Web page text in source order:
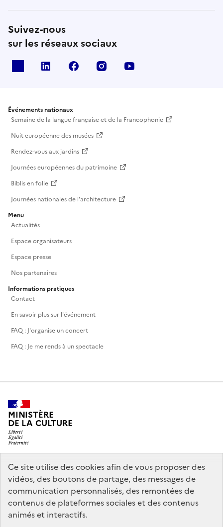
Ce site utilise des cookies afin de vous proposer des
vidéos, des boutons de partage, des messages de
communication personnalisés, des remontées de
contenus de plateformes sociales et des contenus
animés et interactifs.
Suivez-nous
sur les réseaux sociaux
Linkedin Facebook Instagram
Événements nationaux
Semaine de la langue française et de la Francophonie
Nuit européenne des musées
Rendez-vous aux jardins
Journées européennes du patrimoine
Biblis en folie
Journées nationales de l'architecture
Menu
Actualités
Espace organisateurs
Espace presse
Nos partenaires
Informations pratiques
Contact
En savoir plus sur l'événement
FAQ : J'organise un concert
FAQ : Je me rends à un spectacle
MINISTÈRE
DE LA CULTURE
legifrance.gouv.fr
info.gouv.fr
service-public.gouv.fr
data.gouv.fr